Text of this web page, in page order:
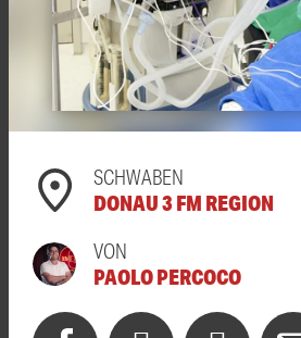
SCHWABEN
DONAU 3 FM REGION
VON
PAOLO PERCOCO